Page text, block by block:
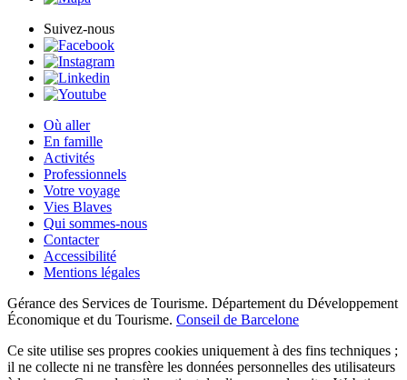
Suivez-nous
Où aller
En famille
Activités
Professionnels
Votre voyage
Vies Blaves
Qui sommes-nous
Contacter
Accessibilité
Mentions légales
Gérance des Services de Tourisme. Département du Développement
Économique et du Tourisme. Conseil de Barcelone
Ce site utilise ses propres cookies uniquement à des fins techniques ;
il ne collecte ni ne transfère les données personnelles des utilisateurs